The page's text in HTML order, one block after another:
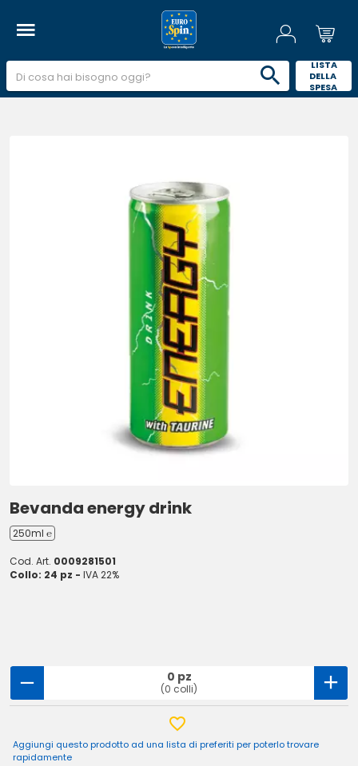
LISTA
DELLA
SPESA
Bevanda energy drink
250ml ℮
Cod. Art. 0009281501
Collo: 24 pz - IVA 22%
0 pz
(0 colli)
Aggiungi questo prodotto ad una lista di preferiti per poterlo trovare
rapidamente